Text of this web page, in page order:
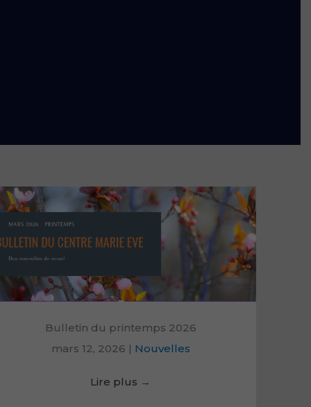
Bulletin du printemps 2026
mars 12, 2026 | Nouvelles
Lire plus →